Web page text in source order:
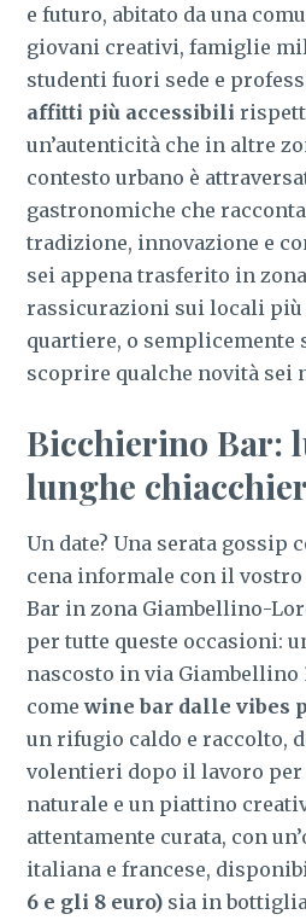
e futuro, abitato da una
giovani creativi, famiglie
studenti fuori sede e
affitti più accessibili
un’autenticità che in altre
contesto urbano è
gastronomiche che
tradizione, innovazione e
sei appena trasferito in
rassicurazioni sui locali
quartiere, o semplicemente
scoprire qualche novità sei
Bicchierino Bar:
lunghe
Un date? Una serata gossip
cena informale con il
Bar in zona Giambellino-
per tutte queste occasioni:
nascosto in via
comewine bar dalle vibes
un rifugio caldo e raccolto,
volentieri dopo il lavoro
naturale e un piattino
attentamente curata, con
italiana e francese,
6 e gli 8 euro) sia in